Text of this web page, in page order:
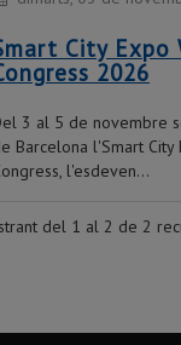
City Expo
2026
3 al 5 de novembre
Barcelona l'Smart City
l'esdeven...
del 1 al 2 de 2